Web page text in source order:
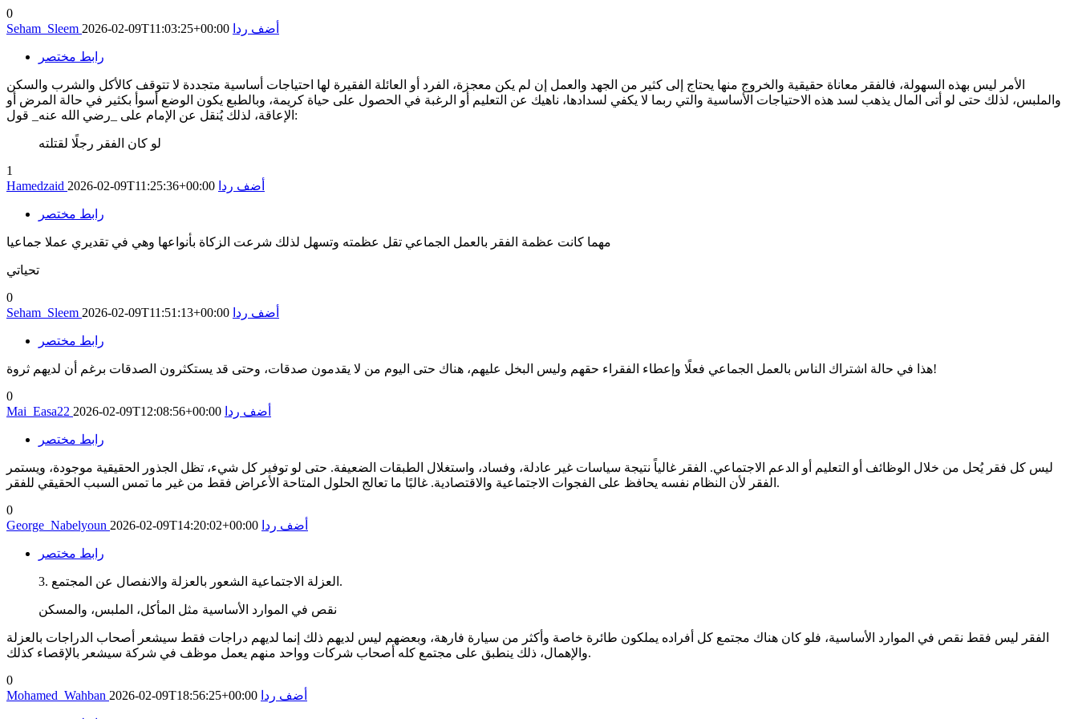
0
Seham_Sleem 2026-02-09T11:03:25+00:00 أضف ردا
رابط مختصر
الأمر ليس بهذه السهولة، فالفقر معاناة حقيقية والخروج منها يحتاج إلى كثير من الجهد والعمل إن لم يكن معجزة، الفرد أو العائلة الفقيرة لها احتياجات أساسية متجددة لا تتوقف كالأكل والشرب والسكن
والملبس، لذلك حتى لو أتى المال يذهب لسد هذه الاحتياجات الأساسية والتي ربما لا يكفي لسدادها، ناهيك عن التعليم أو الرغبة في الحصول على حياة كريمة، وبالطبع يكون الوضع أسوأ بكثير في حالة المرض أو
الإعاقة، لذلك يُنقل عن الإمام على _رضي الله عنه_ قول:
لو كان الفقر رجلًا لقتلته
1
Hamedzaid 2026-02-09T11:25:36+00:00 أضف ردا
رابط مختصر
مهما كانت عظمة الفقر بالعمل الجماعي تقل عظمته وتسهل لذلك شرعت الزكاة بأنواعها وهي في تقديري عملا جماعيا
تحياتي
0
Seham_Sleem 2026-02-09T11:51:13+00:00 أضف ردا
رابط مختصر
هذا في حالة اشتراك الناس بالعمل الجماعي فعلًا وإعطاء الفقراء حقهم وليس البخل عليهم، هناك حتى اليوم من لا يقدمون صدقات، وحتى قد يستكثرون الصدقات برغم أن لديهم ثروة!
0
Mai_Easa22 2026-02-09T12:08:56+00:00 أضف ردا
رابط مختصر
ليس كل فقر يُحل من خلال الوظائف أو التعليم أو الدعم الاجتماعي. الفقر غالياً نتيجة سياسات غير عادلة، وفساد، واستغلال الطبقات الضعيفة. حتى لو توفير كل شيء، تظل الجذور الحقيقية موجودة، ويستمر
الفقر لأن النظام نفسه يحافظ على الفجوات الاجتماعية والاقتصادية. غالبًا ما تعالج الحلول المتاحة الأعراض فقط من غير ما تمس السبب الحقيقي للفقر.
0
George_Nabelyoun 2026-02-09T14:20:02+00:00 أضف ردا
رابط مختصر
3. العزلة الاجتماعية الشعور بالعزلة والانفصال عن المجتمع.
نقص في الموارد الأساسية مثل المأكل، الملبس، والمسكن
الفقر ليس فقط نقص في الموارد الأساسية، فلو كان هناك مجتمع كل أفراده يملكون طائرة خاصة وأكثر من سيارة فارهة، وبعضهم ليس لديهم ذلك إنما لديهم دراجات فقط سيشعر أصحاب الدراجات بالعزلة
والإهمال، ذلك ينطبق على مجتمع كله أصحاب شركات وواحد منهم يعمل موظف في شركة سيشعر بالإقصاء كذلك.
0
Mohamed_Wahban 2026-02-09T18:56:25+00:00 أضف ردا